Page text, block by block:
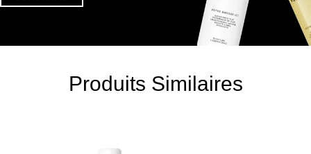
Produits Similaires